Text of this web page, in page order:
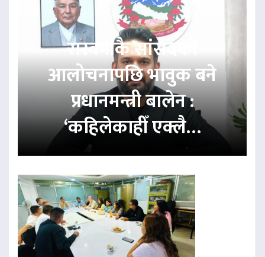
रास्वपाकै सांसदको
आलोचनापछि भावुक बने
प्रधानमन्त्री बालेन :
‘कहिलेकाहीँ एक्लै…